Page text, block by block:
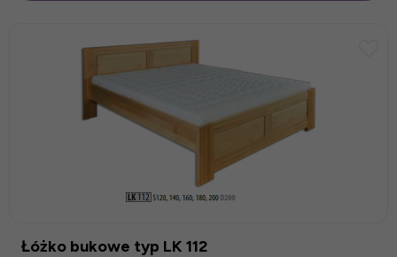
Łóżko bukowe typ LK 112